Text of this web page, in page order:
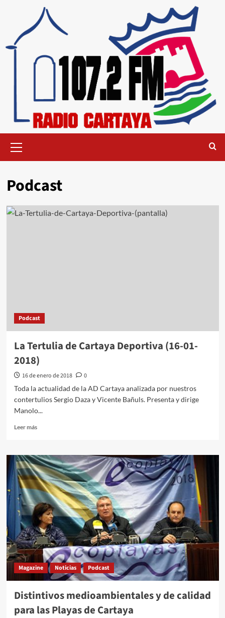
Podcast
Podcast
La Tertulia de Cartaya Deportiva (16-01-
2018)
16 de enero de 2018
0
Toda la actualidad de la AD Cartaya analizada por nuestros
contertulios Sergio Daza y Vicente Bañuls. Presenta y dirige
Manolo...
Leer más
Magazine Noticias Podcast
Distintivos medioambientales y de calidad
para las Playas de Cartaya